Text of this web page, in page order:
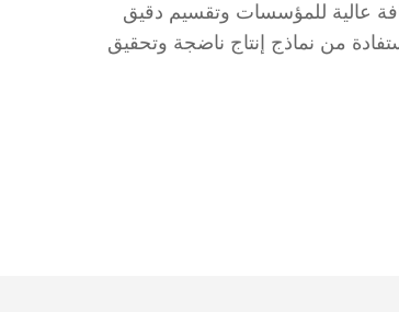
عالية للمؤسسات وتقسيم دقيق
من نماذج إنتاج ناضجة وتحقيق